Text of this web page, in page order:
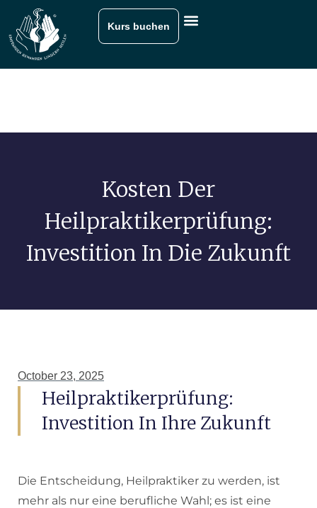
Kurs buchen
Kosten Der
Heilpraktikerprüfung:
Investition In Die Zukunft
October 23, 2025
Heilpraktikerprüfung:
Investition In Ihre Zukunft
Die Entscheidung, Heilpraktiker zu werden, ist
mehr als nur eine berufliche Wahl; es ist eine